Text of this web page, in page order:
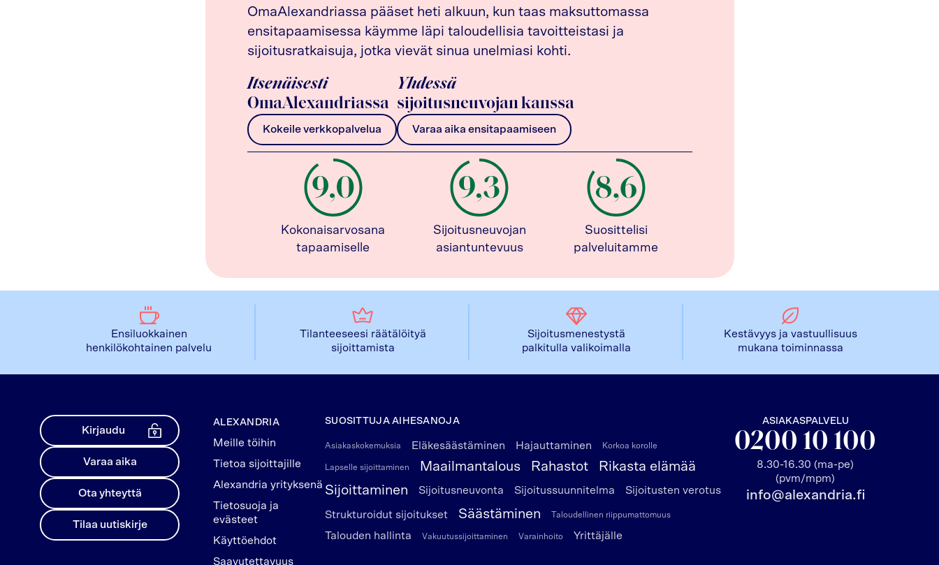
OmaAlexandriassa pääset heti alkuun, kun taas maksuttomassa
ensitapaamisessa käymme läpi taloudellisia tavoitteistasi ja
sijoitusratkaisuja, jotka vievät sinua unelmiasi kohti.
Itsenäisesti
OmaAlexandriassa
Kokeile verkkopalvelua
Yhdessä
sijoitusneuvojan kanssa
Varaa aika ensitapaamiseen
Kokonaisarvosana
tapaamiselle
Sijoitusneuvojan
asiantuntevuus
Suosittelisi
palveluitamme
Ensiluokkainen
henkilökohtainen palvelu
Tilanteeseesi räätälöityä
sijoittamista
Sijoitusmenestystä
palkitulla valikoimalla
Kestävyys ja vastuullisuus
mukana toiminnassa
Kirjaudu
Varaa aika
Ota yhteyttä
Tilaa uutiskirje
ALEXANDRIA
Meille töihin
Tietoa sijoittajille
Alexandria yrityksenä
Tietosuoja ja
evästeet
Käyttöehdot
Saavutettavuus
SUOSITTUJA AIHESANOJA
Asiakaskokemuksia Eläkesäästäminen Hajauttaminen Korkoa korolle
Lapselle sijoittaminen Maailmantalous Rahastot
Rikasta elämää
Sijoittaminen
Sijoitusneuvonta Sijoitussuunnitelma Sijoitusten verotus
Strukturoidut sijoitukset Säästäminen Taloudellinen riippumattomuus
Talouden hallinta Vakuutussijoittaminen Varainhoito Yrittäjälle
ASIAKASPALVELU
0200 10 100
8.30-16.30 (ma-pe)
(pvm/mpm)
info@alexandria.fi